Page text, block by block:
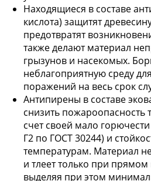
Находящиеся в составе
кислота) защитят
предотвратят
также делают материал
грызунов и насекомых.
неблагоприятную среду
поражений на весь срок
Антипирены в составе
снизить пожароопасность
счет своей мало
Г2 по ГОСТ 30244) и
температурам. Материал
и тлеет только при
выделяя при этом